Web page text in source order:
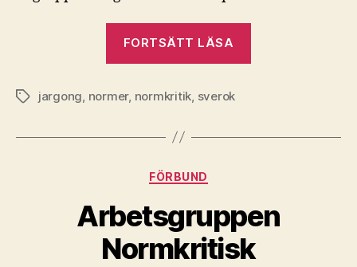
FORTSÄTT LÄSA
Etiketter
jargong normer, normkritik sverok
Kategorier
FÖRBUND
Arbetsgruppen
Normkritisk